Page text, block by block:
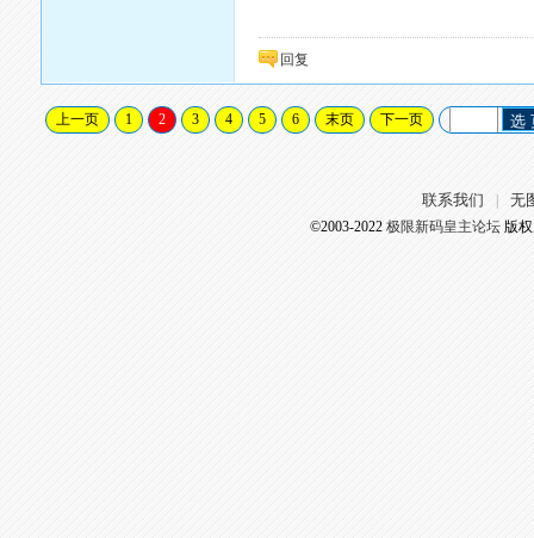
回复
上一页 1 2 3 4 5 6 末页 下一页 选
联系我们 无
©2003-2022 极限新码皇主论坛版权